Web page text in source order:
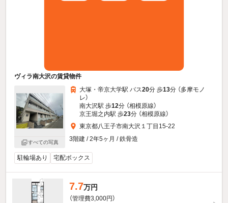
ヴィラ南大沢の賃貸物件
すべての写真
大塚・帝京大学駅 バス20分 歩13分 （多摩モノ
レ）
南大沢駅 歩12分 （相模原線）
京王堀之内駅 歩23分 （相模原線）
東京都八王子市南大沢１丁目15-22
3階建 / 2年5ヶ月 / 鉄骨造
駐輪場あり 宅配ボックス
7.7万円
（管理費3,000円）